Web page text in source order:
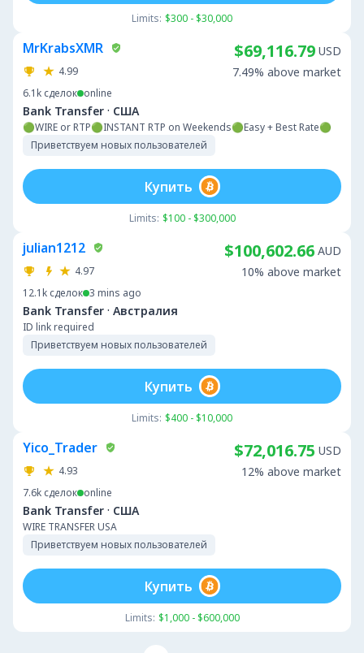
Limits: $300 - $30,000
MrKrabsXMR
4.99
6.1k сделок online
Bank Transfer · США
🟢WIRE or RTP🟢INSTANT RTP on Weekends🟢Easy + Best Rate🟢
Приветствуем новых пользователей
$69,116.79 USD
7.49% above market
Limits: $100 - $300,000
Купить
julian1212
4.97
12.1k сделок 3 mins ago
Bank Transfer · Австралия
ID link required
Приветствуем новых пользователей
$100,602.66 AUD
10% above market
Limits: $400 - $10,000
Купить
Yico_Trader
4.93
7.6k сделок online
Bank Transfer · США
WIRE TRANSFER USA
Приветствуем новых пользователей
$72,016.75 USD
12% above market
Limits: $1,000 - $600,000
Купить